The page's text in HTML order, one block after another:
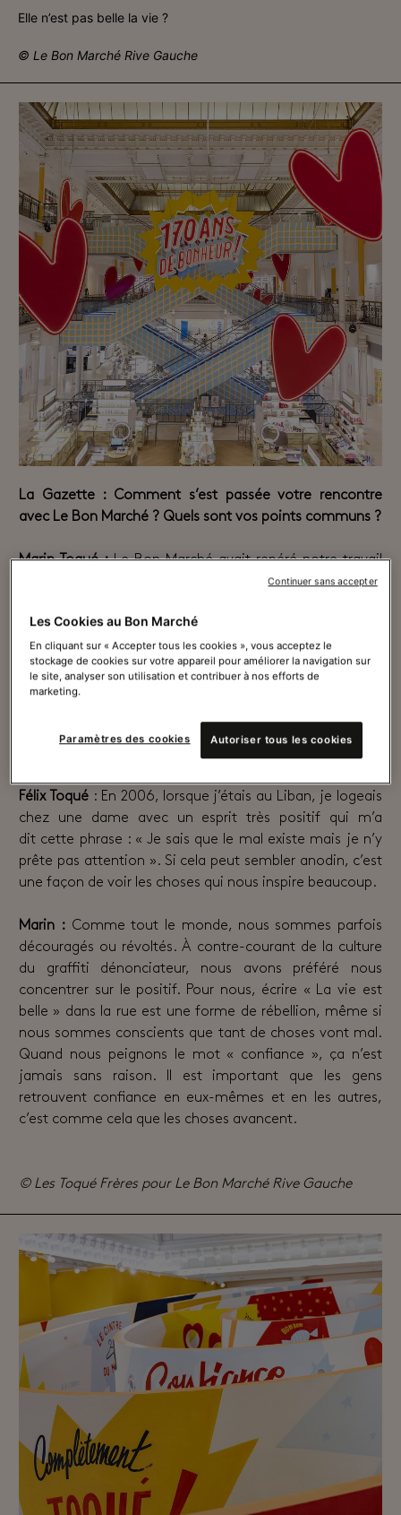
Elle n’est pas belle la vie ?
© Le Bon Marché Rive Gauche
La Gazette : Comment s’est passée votre rencontre
avec Le Bon Marché ? Quels sont vos points communs ?
Marin Toqué :Le Bon Marché avait repéré notre travail
dans la rue et nous avions déjà travaillé ensemble sur
en commun la volonté d’apporter du beau dans la ville
ainsi qu’un amour profond pour Paris.
Des jeux de mots ludiques, des images qui font
distingue par l’énergie positive qui s’en dégage. Pourquoi
Félix Toqué : En 2006, lorsque j’étais au Liban, je logeais
chez une dame avec un esprit très positif qui m’a
dit cette phrase : « Je sais que le mal existe mais je n’y
prête pas attention ». Si cela peut sembler anodin, c’est
une façon de voir les choses qui nous inspire beaucoup.
Marin :Comme tout le monde, nous sommes parfois
découragés ou révoltés. À contre-courant de la culture
du graffiti dénonciateur, nous avons préféré nous
concentrer sur le positif. Pour nous, écrire « La vie est
belle » dans la rue est une forme de rébellion, même si
nous sommes conscients que tant de choses vont mal.
Quand nous peignons le mot « confiance », ça n’est
jamais sans raison. Il est important que les gens
retrouvent confiance en eux-mêmes et en les autres,
c’est comme cela que les choses avancent.
© Les Toqué Frères pour Le Bon Marché Rive Gauche
Les Cookies au Bon Marché
En cliquant sur « Accepter tous les cookies », vous acceptez le
stockage de cookies sur votre appareil pour améliorer la navigation sur
le site, analyser son utilisation et contribuer à nos efforts de
marketing.
Paramètres des cookies Autoriser tous les cookies
Continuer sans accepter